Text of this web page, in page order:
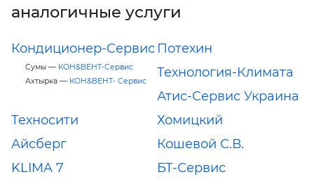
аналогичные услуги
Кондиционер-Сервис
Сумы — КОН&ВЕНТ-Сервис
Ахтырка — КОН&ВЕНТ- Сервис
Потехин
Технология-Климата
Атис-Сервис Украина
Техносити
Хомицкий
Айсберг
Кошевой С.В.
KLIMA 7
БТ-Сервис